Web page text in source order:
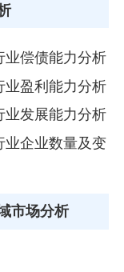
偿债能力分析
盈利能力分析
发展能力分析
企业数量及变
市场分析